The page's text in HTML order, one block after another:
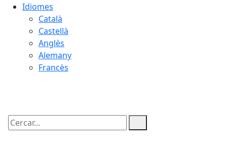
Idiomes
Català
Castellà
Anglès
Alemany
Francès
Cercar: